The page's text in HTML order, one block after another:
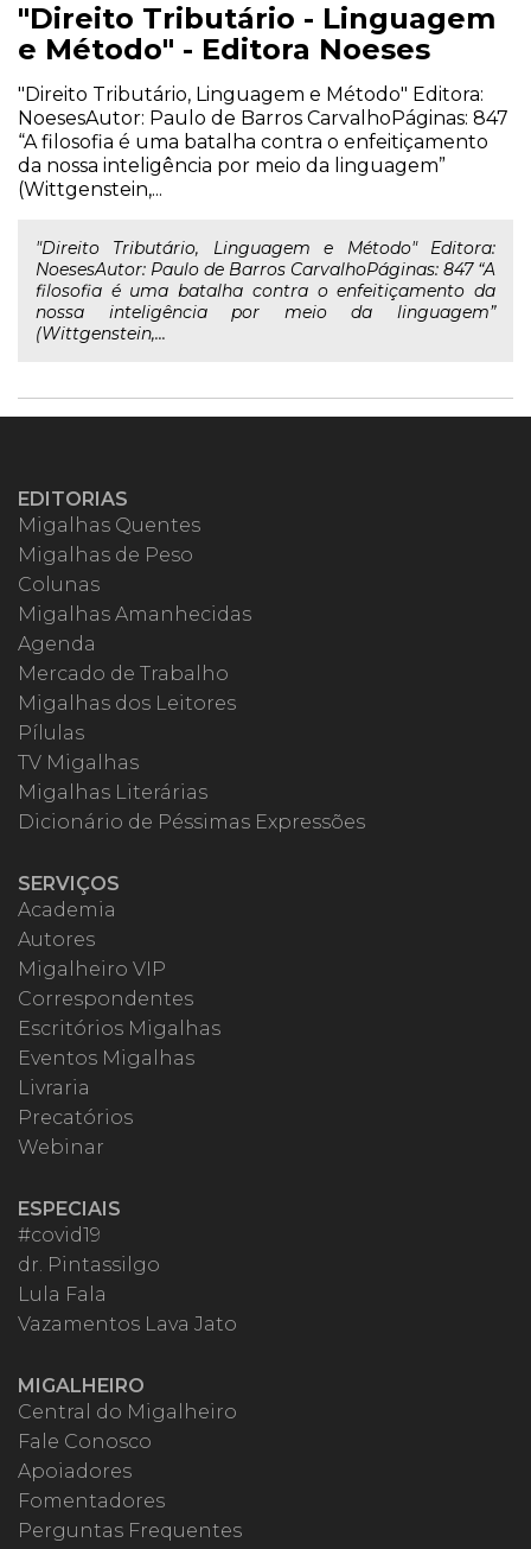
"Direito Tributário - Linguagem
e Método" - Editora Noeses
"Direito Tributário, Linguagem e Método" Editora:
NoesesAutor: Paulo de Barros CarvalhoPáginas: 847
“A filosofia é uma batalha contra o enfeitiçamento
da nossa inteligência por meio da linguagem”
(Wittgenstein,...
"Direito Tributário, Linguagem e Método" Editora:
NoesesAutor: Paulo de Barros CarvalhoPáginas: 847 “A
filosofia é uma batalha contra o enfeitiçamento da
nossa inteligência por meio da linguagem”
(Wittgenstein,...
EDITORIAS
Migalhas Quentes
Migalhas de Peso
Colunas
Migalhas Amanhecidas
Agenda
Mercado de Trabalho
Migalhas dos Leitores
Pílulas
TV Migalhas
Migalhas Literárias
Dicionário de Péssimas Expressões
SERVIÇOS
Academia
Autores
Migalheiro VIP
Correspondentes
Escritórios Migalhas
Eventos Migalhas
Livraria
Precatórios
Webinar
ESPECIAIS
#covid19
dr. Pintassilgo
Lula Fala
Vazamentos Lava Jato
MIGALHEIRO
Central do Migalheiro
Fale Conosco
Apoiadores
Fomentadores
Perguntas Frequentes